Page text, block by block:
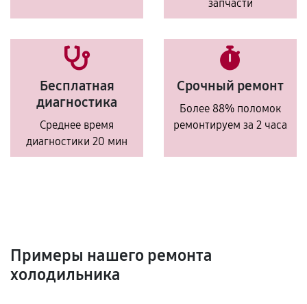
запчасти
Бесплатная
диагностика
Среднее время
диагностики 20 мин
Срочный ремонт
Более 88% поломок
ремонтируем за 2 часа
Примеры нашего ремонта
холодильника